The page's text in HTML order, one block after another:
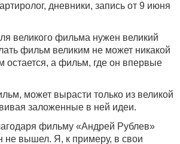
дневники, запись от 9 июня
великого фильма нужен великий
фильм великим не может никакой
остается, а фильм, где он впервые
может вырасти только из великой
заложенные в ней идеи.
фильму «Андрей Рублев»
вышел. Я, к примеру, в свои